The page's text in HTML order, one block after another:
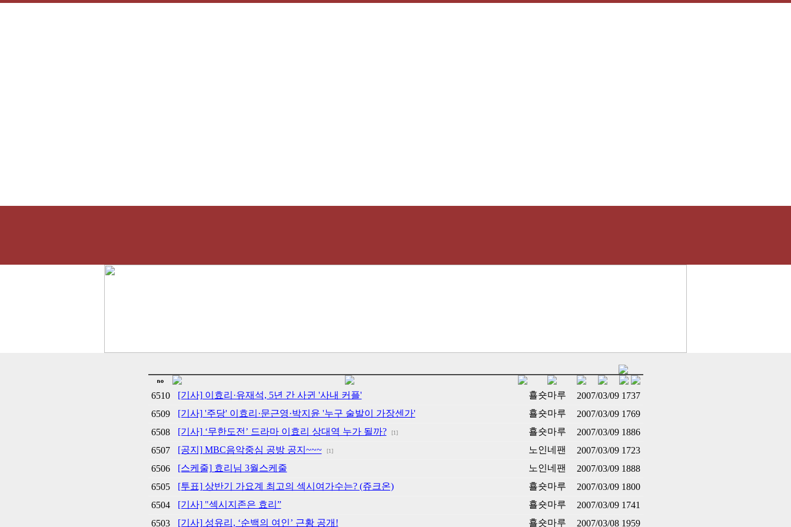
6510 [기사] 이효리·유재석, 5년 간 사귄 '사내 커플' 횰숏마루 2007/03/09 1737
6509
[기사] '주당' 이효리·문근영·박지윤 '누구 술발이 가장센가' 횰숏마루 2007/03/09 1769
6508
[기사] ‘무한도전’ 드라마 이효리 상대역 누가 될까? [1] 횰숏마루 2007/03/09 1886
6507
[공지] MBC음악중심 공방 공지~~~ [1] 노인네팬 2007/03/09 1723
6506
[스케줄] 효리님 3월스케줄 노인네팬 2007/03/09 1888
6505
[투표] 상반기 가요계 최고의 섹시여가수는? (쥬크온) 횰숏마루 2007/03/09 1800
6504
[기사] "섹시지존은 효리” 횰숏마루 2007/03/09 1741
6503
[기사] 성유리, ‘순백의 여인’ 근황 공개! 횰숏마루 2007/03/08 1959